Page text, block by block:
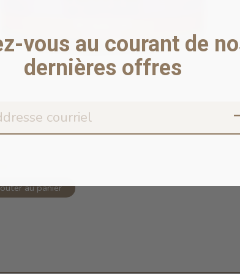
of 96% Duck & Duck Liver Pâté ...
au panier
vous au courant de
dernières offres